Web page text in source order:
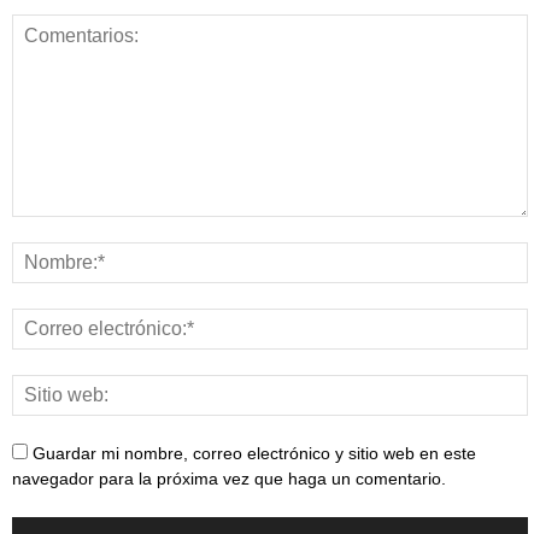
Guardar mi nombre, correo electrónico y sitio web en este
navegador para la próxima vez que haga un comentario.